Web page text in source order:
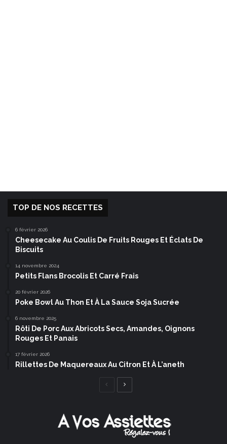
TOP DE NOS RECETTES
6 février 2026
Cheesecake Au Coulis De Fruits Rouges Et Éclats De
Biscuits
14 novembre 2024
Petits Flans Brocolis Et Carré Frais
20 février 2026
Poke Bowl Au Thon Et À La Sauce Soja Sucrée
6 novembre 2025
Rôti De Porc Aux Abricots Secs, Amandes, Oignons
Rouges Et Panais
17 février 2026
Rillettes De Maquereaux Au Citron Et À L’aneth
Page